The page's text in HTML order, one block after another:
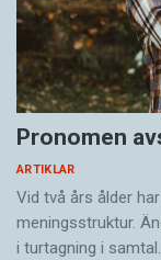
Pronomen
ARTIKLAR
Vid två års ålder
meningsstruktur.
i turtagning i